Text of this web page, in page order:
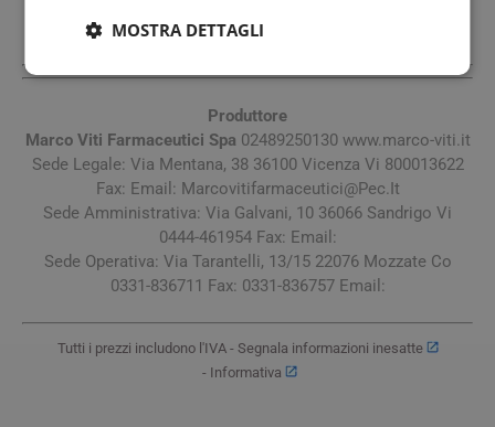
Produttore
Marco Viti Farmaceutici Spa 02489250130 www.marco-viti.it
Sede Legale: Via Mentana, 38 36100 Vicenza Vi 800013622
Fax: Email: Marcovitifarmaceutici@Pec.It
Sede Amministrativa: Via Galvani, 10 36066 Sandrigo Vi
0444-461954 Fax: Email:
Sede Operativa: Via Tarantelli, 13/15 22076 Mozzate Co
0331-836711 Fax: 0331-836757 Email:
Tutti i prezzi includono l'IVA - Segnala informazioni inesatte
- Informativa
MOSTRA DETTAGLI